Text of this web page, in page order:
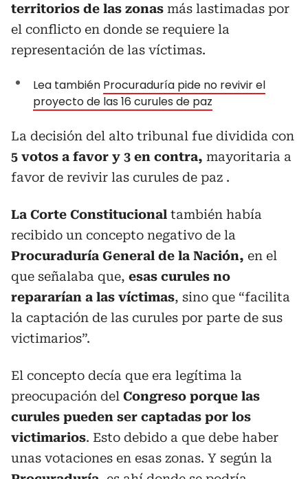
territorios de las zonas más lastimadas por
el conflicto en donde se requiere la
representación de las víctimas.
Lea también Procuraduría pide no revivir el
proyecto de las 16 curules de paz
La decisión del alto tribunal fue dividida con
5 votos a favor y 3 en contra, mayoritaria a
favor de revivir las curules de paz .
La Corte Constitucional también había
recibido un concepto negativo de la
Procuraduría General de la Nación, en el
que señalaba que, esas curules no
repararían a las víctimas, sino que “facilita
la captación de las curules por parte de sus
victimarios”.
El concepto decía que era legítima la
preocupación del Congreso porque las
curules pueden ser captadas por los
victimarios. Esto debido a que debe haber
unas votaciones en esas zonas. Y según la